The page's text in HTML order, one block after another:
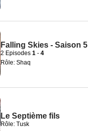
Falling Skies - Saison 5
2 Episodes 1 - 4
Rôle: Shaq
Le Septième fils
Rôle: Tusk